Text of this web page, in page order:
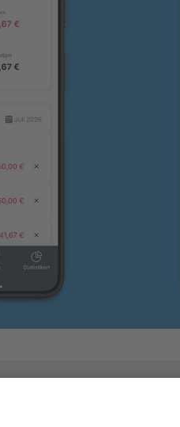
– mehr